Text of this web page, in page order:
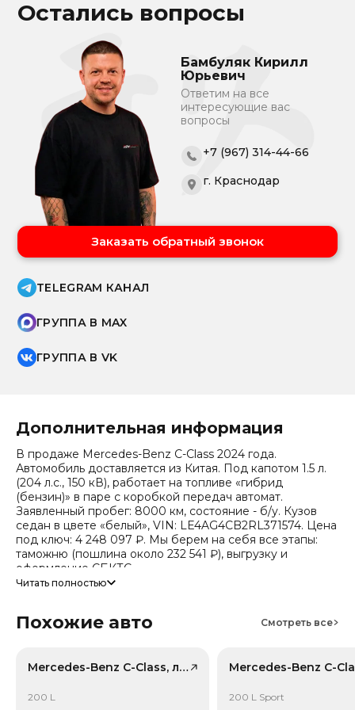
Остались вопросы
Бамбуляк Кирилл
Юрьевич
Ответим на все
интересующие вас
вопросы
+7 (967) 314-44-66
г. Краснодар
Заказать обратный звонок
TELEGRAM КАНАЛ
ГРУППА В MAX
ГРУППА В VK
Дополнительная информация
В продаже Mercedes-Benz C-Class 2024 года.
Автомобиль доставляется из Китая. Под капотом 1.5 л.
(204 л.с., 150 кВ), работает на топливе «гибрид
(бензин)» в паре с коробкой передач автомат.
Заявленный пробег: 8000 км, состояние - б/у. Кузов
седан в цвете «белый», VIN: LE4AG4CB2RL371574. Цена
под ключ: 4 248 097 ₽. Мы берем на себя все этапы:
таможню (пошлина около 232 541 ₽), выгрузку и
оформление СБКТС.
отчет об авто и смету доставки. Мы на связи 24/7.
снижение 18.9%). Важно: расчет без учета пошлин и
Читать полностью
Похожие авто Смотреть все
Mercedes-Benz C-Class, лот 59148290
200 L
200 L Sport